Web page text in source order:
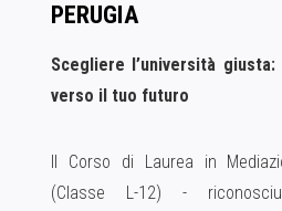
PERUGIA
Scegliere l’università
verso il tuo futuro
Il Corso di Laurea in
(Classe L-12) -